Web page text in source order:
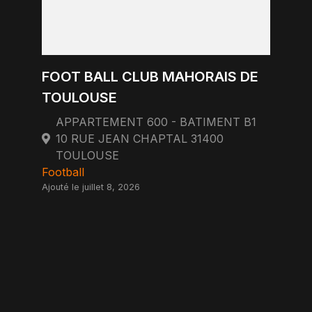
FOOT BALL CLUB MAHORAIS DE
TOULOUSE
APPARTEMENT 600 - BATIMENT B1
10 RUE JEAN CHAPTAL 31400
TOULOUSE
Football
Ajouté le juillet 8, 2026